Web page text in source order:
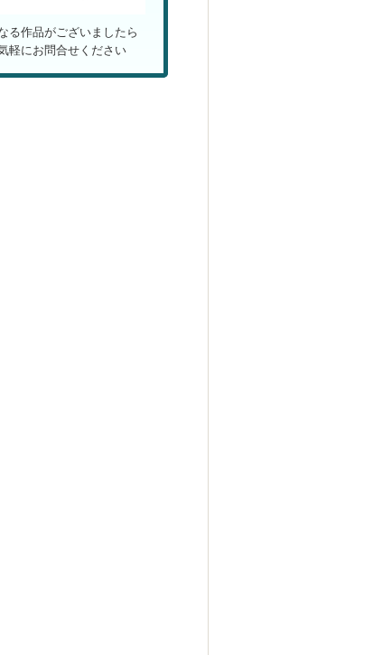
る作品がございましたら
軽にお問合せください